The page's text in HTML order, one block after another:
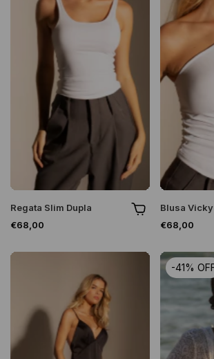
Regata Slim Dupla
€68,00
Blusa Vicky
€68,00
-41%